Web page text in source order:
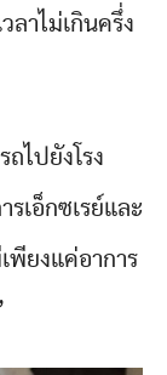
ลาไม่เกินครึ่ง
ไปยังโรง
เอ็กซเรย์และ
ยงแค่อาการ